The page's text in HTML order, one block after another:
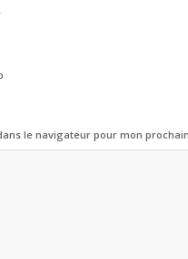
le navigateur pour mon